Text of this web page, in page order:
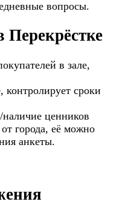
вопросы.
Перекрёстке
в зале,
контролирует сроки
наличие ценников
от города, её можно
анкеты.